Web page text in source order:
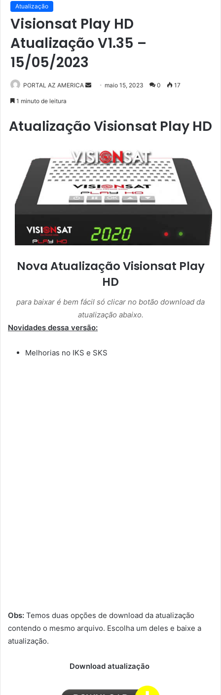
Atualização
Visionsat Play HD
Atualização V1.35 –
15/05/2023
PORTAL AZ AMERICA
d
m
e
-
m
a
i
maio 15, 2023 0 17
1 minuto de leitura
Atualização Visionsat Play HD
Nova Atualização Visionsat Play
HD
para baixar é bem fácil só clicar no botão download da
atualização abaixo.
Novidades dessa versão:
Melhorias no IKS e SKS
Obs: Temos duas opções de download da atualização
contendo o mesmo arquivo. Escolha um deles e baixe a
atualização.
Download atualização